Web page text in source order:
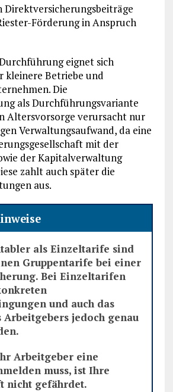
Direktversicherungsbeiträge
Förderung in Anspruch
eignet sich
kleinere Betriebe und
Die
als Durchführungsvariante
Altersvorsorge verursacht nur
Verwaltungsaufwand, da eine
mit der
der Kapitalverwaltung
zahlt auch später die
aus.
als Einzeltarife sind
Gruppentarife bei einer
Bei Einzeltarifen
und auch das
Arbeitgebers jedoch genau
Arbeitgeber eine
muss, ist Ihre
nicht gefährdet.